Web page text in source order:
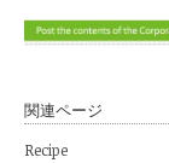
関連ページ
Recipe